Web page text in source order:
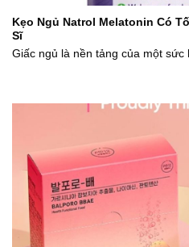
Kẹo Ngủ Natrol Melatonin Có
Sĩ
Giấc ngủ là nền tảng của một